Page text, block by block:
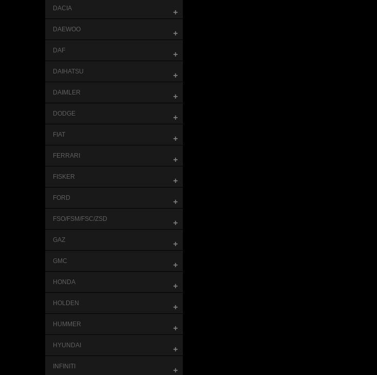
DACIA +
DAEWOO +
DAF +
DAIHATSU +
DAIMLER +
DODGE +
FIAT +
FERRARI +
FISKER +
FORD +
FSO/FSM/FSC/ZSD +
GAZ +
GMC +
HONDA +
HOLDEN +
HUMMER +
HYUNDAI +
INFINITI +